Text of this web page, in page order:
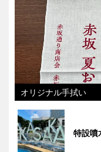
オリジナル手拭い
特設噴